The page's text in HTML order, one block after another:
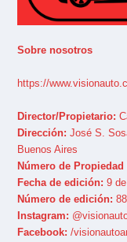
Sobre nosotros
https://
Director/Propietario:
Dirección: José S.
Buenos Aires
Número de
Fecha de edición: 9
Número de edición: 88
Instagram:
Facebook: /